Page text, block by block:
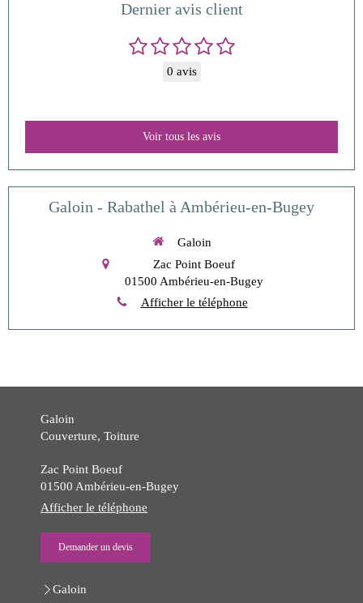
Dernier avis client
0 avis
Voir tous les avis
Galoin - Rabathel à Ambérieu-en-Bugey
Galoin
Zac Point Boeuf
01500 Ambérieu-en-Bugey
Afficher le téléphone
Galoin
Couverture, Toiture
Zac Point Boeuf
01500 Ambérieu-en-Bugey
Afficher le téléphone
Demander un devis
Galoin